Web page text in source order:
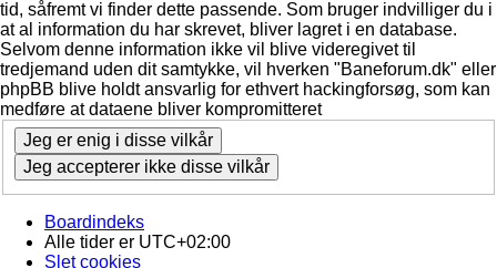
tid, såfremt vi finder dette passende. Som bruger indvilliger du i
at al information du har skrevet, bliver lagret i en database.
Selvom denne information ikke vil blive videregivet til
tredjemand uden dit samtykke, vil hverken "Baneforum.dk" eller
phpBB blive holdt ansvarlig for ethvert hackingforsøg, som kan
medføre at dataene bliver kompromitteret
Boardindeks
Alle tider er UTC+02:00
Slet cookies